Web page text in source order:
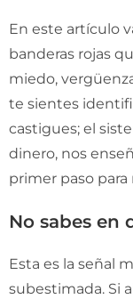
En este artículo
banderas rojas
miedo,
te sientes
castigues; el
dinero, nos
primer paso
No sabes en
Esta es la señal
subestimada. Si